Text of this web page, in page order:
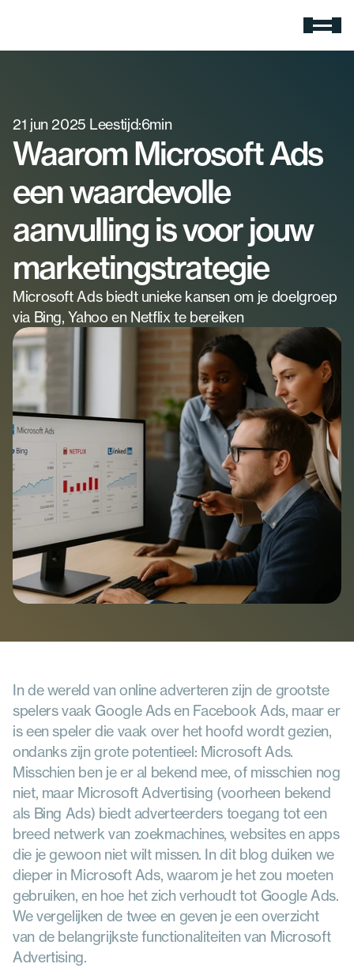
Cases
Zoekmachine optimalisatie
Social media advertising
E-mail marketing
AI-zoekmachine optimalisatie
Wordt gezien in ChatGPT
Over Extendure
Partners
Bekijk onze partners
Over Extendure
Vacatures
Contact
Neem contact op
21 jun 2025 Leestijd:6min
Waarom Microsoft Ads
een waardevolle
aanvulling is voor jouw
marketingstrategie
Microsoft Ads biedt unieke kansen om je doelgroep
via Bing, Yahoo en Netflix te bereiken
In de wereld van online adverteren zijn de grootste
spelers vaak Google Ads en Facebook Ads, maar er
is een speler die vaak over het hoofd wordt gezien,
ondanks zijn grote potentieel: Microsoft Ads.
Misschien ben je er al bekend mee, of misschien nog
niet, maar Microsoft Advertising (voorheen bekend
als Bing Ads) biedt adverteerders toegang tot een
breed netwerk van zoekmachines, websites en apps
die je gewoon niet wilt missen. In dit blog duiken we
dieper in Microsoft Ads, waarom je het zou moeten
gebruiken, en hoe het zich verhoudt tot Google Ads.
We vergelijken de twee en geven je een overzicht
van de belangrijkste functionaliteiten van Microsoft
Advertising.